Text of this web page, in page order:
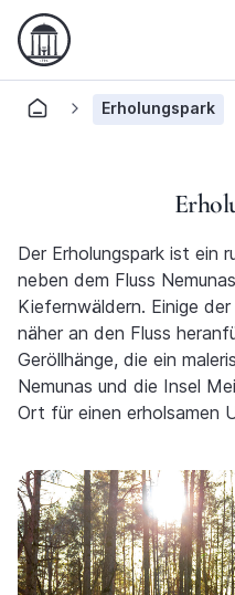
Erholungspark
Der Erholungspark ist ein
neben dem Fluss
Kiefernwäldern. Einige
näher an den Fluss
Geröllhänge, die ein
Nemunas und die Insel
Ort für einen erholsamen